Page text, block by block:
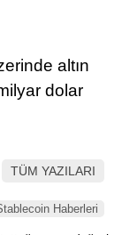
altın
dolar
TÜM YAZILARI
Haberleri